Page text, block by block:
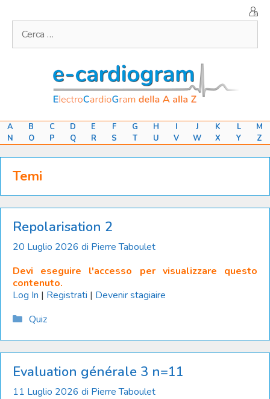
contenuto
per:
A B C D E F G H I J K L
M
N
O P Q R S T U V W X Y Z
Temi
Repolarisation 2
20 Luglio 2026 di Pierre Taboulet
Devi eseguire l'accesso per visualizzare questo
contenuto.
Log In | Registrati | Devenir stagiaire
Catégories
Quiz
Evaluation générale 3 n=11
11 Luglio 2026 di Pierre Taboulet